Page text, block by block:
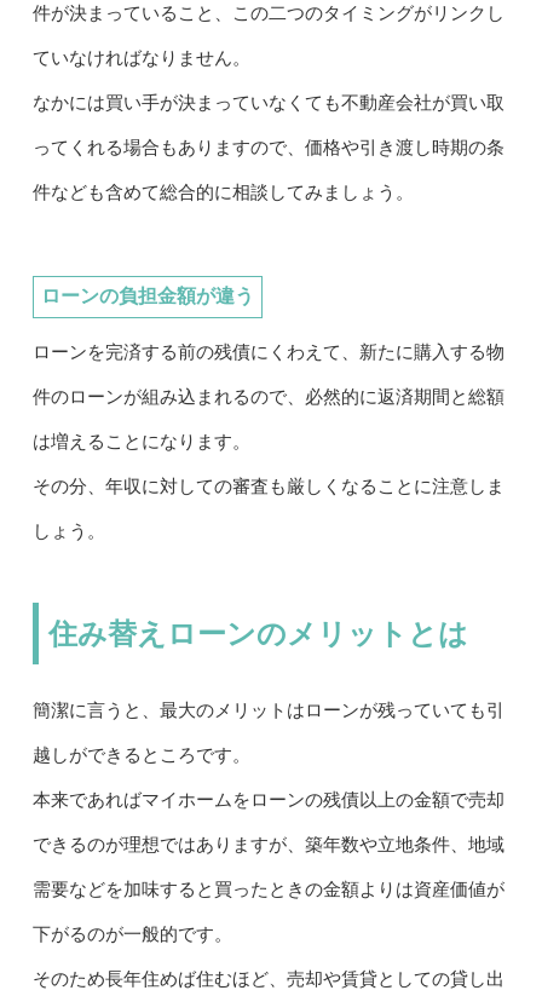
件が決まっていること、この二つのタイミングがリンクし
ていなければなりません。
なかには買い手が決まっていなくても不動産会社が買い取
ってくれる場合もありますので、価格や引き渡し時期の条
件なども含めて総合的に相談してみましょう。
ローンの負担金額が違う
ローンを完済する前の残債にくわえて、新たに購入する物
件のローンが組み込まれるので、必然的に返済期間と総額
は増えることになります。
その分、年収に対しての審査も厳しくなることに注意しま
しょう。
住み替えローンのメリットとは
簡潔に言うと、最大のメリットはローンが残っていても引
越しができるところです。
本来であればマイホームをローンの残債以上の金額で売却
できるのが理想ではありますが、築年数や立地条件、地域
需要などを加味すると買ったときの金額よりは資産価値が
下がるのが一般的です。
そのため長年住めば住むほど、売却や賃貸としての貸し出